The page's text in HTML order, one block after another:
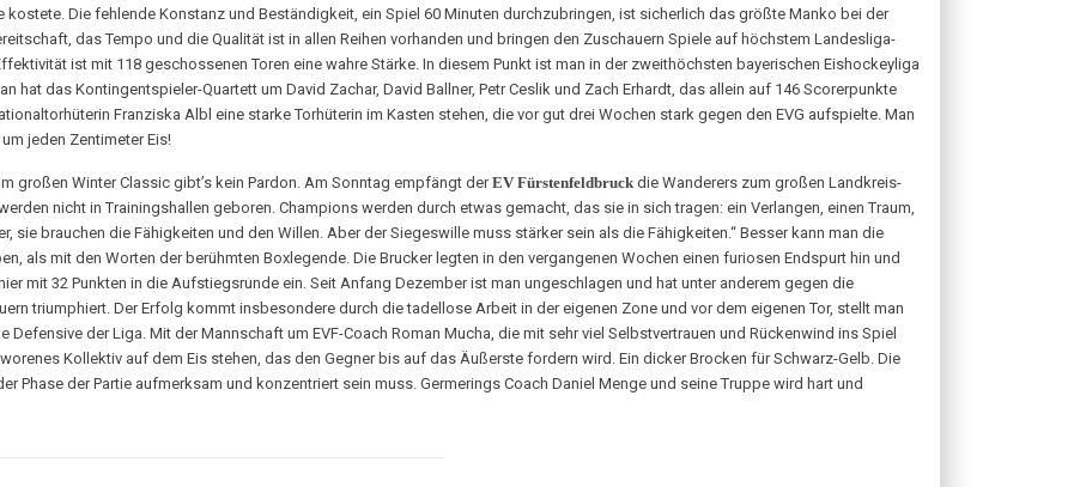
kostete. Die fehlende Konstanz und Beständigkeit, ein Spiel 60 Minuten durchzubringen, ist sicherlich das größte Manko bei der
das Tempo und die Qualität ist in allen Reihen vorhanden und bringen den Zuschauern Spiele auf höchstem Landesliga-
ist mit 118 geschossenen Toren eine wahre Stärke. In diesem Punkt ist man in der zweithöchsten bayerischen Eishockeyliga
hat das Kontingentspieler-Quartett um David Zachar, David Ballner, Petr Ceslik und Zach Erhardt, das allein auf 146 Scorerpunkte
Franziska Albl eine starke Torhüterin im Kasten stehen, die vor gut drei Wochen stark gegen den EVG aufspielte. Man
jeden Zentimeter Eis!
großen Winter Classic gibt’s kein Pardon. Am Sonntag empfängt derEV Fürstenfeldbruck die Wanderers zum großen Landkreis-
nicht in Trainingshallen geboren. Champions werden durch etwas gemacht, das sie in sich tragen: ein Verlangen, einen Traum,
sie brauchen die Fähigkeiten und den Willen. Aber der Siegeswille muss stärker sein als die Fähigkeiten.“ Besser kann man die
als mit den Worten der berühmten Boxlegende. Die Brucker legten in den vergangenen Wochen einen furiosen Endspurt hin und
mit 32 Punkten in die Aufstiegsrunde ein. Seit Anfang Dezember ist man ungeschlagen und hat unter anderem gegen die
triumphiert. Der Erfolg kommt insbesondere durch die tadellose Arbeit in der eigenen Zone und vor dem eigenen Tor, stellt man
der Liga. Mit der Mannschaft um EVF-Coach Roman Mucha, die mit sehr viel Selbstvertrauen und Rückenwind ins Spiel
Kollektiv auf dem Eis stehen, das den Gegner bis auf das Äußerste fordern wird. Ein dicker Brocken für Schwarz-Gelb. Die
Phase der Partie aufmerksam und konzentriert sein muss. Germerings Coach Daniel Menge und seine Truppe wird hart und